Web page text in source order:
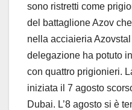
sono ristretti come
del battaglione Azov
nella acciaieria
delegazione ha potuto
con quattro prigionieri.
iniziata il 7 agosto
Dubai. L’8 agosto si è